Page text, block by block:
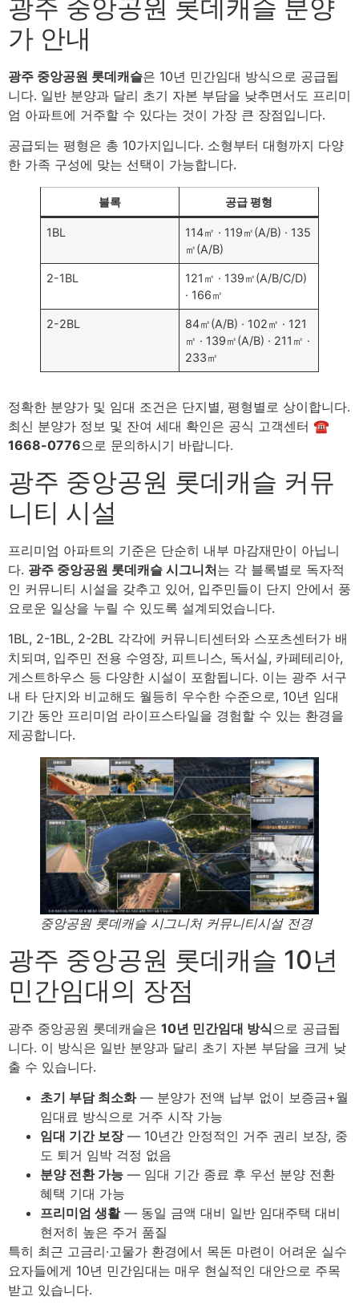
광주 중앙공원 롯데캐슬 분양
가 안내
광주 중앙공원 롯데캐슬은 10년 민간임대 방식으로 공급됩
니다. 일반 분양과 달리 초기 자본 부담을 낮추면서도 프리미
엄 아파트에 거주할 수 있다는 것이 가장 큰 장점입니다.
공급되는 평형은 총 10가지입니다. 소형부터 대형까지 다양
한 가족 구성에 맞는 선택이 가능합니다.
블록 공급 평형
1BL
114㎡ · 119㎡(A/B) · 135
㎡(A/B)
2-1BL
121㎡ · 139㎡(A/B/C/D)
· 166㎡
2-2BL
84㎡(A/B) · 102㎡ · 121
㎡ · 139㎡(A/B) · 211㎡ ·
233㎡
정확한 분양가 및 임대 조건은 단지별, 평형별로 상이합니다.
최신 분양가 정보 및 잔여 세대 확인은 공식 고객센터 ☎
1668-0776으로 문의하시기 바랍니다.
광주 중앙공원 롯데캐슬 커뮤
니티 시설
프리미엄 아파트의 기준은 단순히 내부 마감재만이 아닙니
다. 광주 중앙공원 롯데캐슬 시그니처는 각 블록별로 독자적
인 커뮤니티 시설을 갖추고 있어, 입주민들이 단지 안에서 풍
요로운 일상을 누릴 수 있도록 설계되었습니다.
1BL, 2-1BL, 2-2BL 각각에 커뮤니티센터와 스포츠센터가 배
치되며, 입주민 전용 수영장, 피트니스, 독서실, 카페테리아,
게스트하우스 등 다양한 시설이 포함됩니다. 이는 광주 서구
내 타 단지와 비교해도 월등히 우수한 수준으로, 10년 임대
기간 동안 프리미엄 라이프스타일을 경험할 수 있는 환경을
제공합니다.
중앙공원 롯데캐슬 시그니처 커뮤니티시설 전경
광주 중앙공원 롯데캐슬 10년
민간임대의 장점
광주 중앙공원 롯데캐슬은 10년 민간임대 방식으로 공급됩
니다. 이 방식은 일반 분양과 달리 초기 자본 부담을 크게 낮
출 수 있습니다.
초기 부담 최소화— 분양가 전액 납부 없이 보증금+월
임대료 방식으로 거주 시작 가능
임대 기간 보장— 10년간 안정적인 거주 권리 보장, 중
도 퇴거 임박 걱정 없음
분양 전환 가능 — 임대 기간 종료 후 우선 분양 전환
혜택 기대 가능
프리미엄 생활— 동일 금액 대비 일반 임대주택 대비
현저히 높은 주거 품질
특히 최근 고금리·고물가 환경에서 목돈 마련이 어려운 실수
요자들에게 10년 민간임대는 매우 현실적인 대안으로 주목
받고 있습니다.